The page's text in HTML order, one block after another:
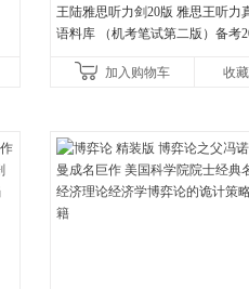
王陆雅思听力剑20版 雅思王听力
语料库 （机考笔试第二版）备考
新增在
加入购物车 收藏